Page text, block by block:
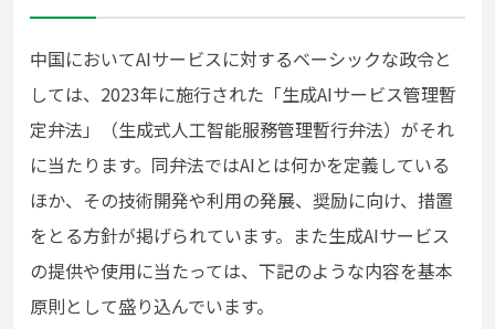
中国においてAIサービスに対するベーシックな政令と
しては、2023年に施行された「生成AIサービス管理暫
定弁法」（生成式人工智能服務管理暫行弁法）がそれ
に当たります。同弁法ではAIとは何かを定義している
ほか、その技術開発や利用の発展、奨励に向け、措置
をとる方針が掲げられています。また生成AIサービス
の提供や使用に当たっては、下記のような内容を基本
原則として盛り込んでいます。